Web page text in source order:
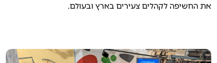
את החשיפה לקהלים צעירים בארץ ובעולם.